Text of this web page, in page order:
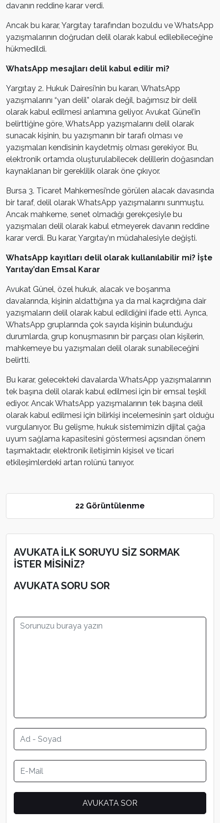
davanın reddine karar verdi.
Ancak bu karar, Yargıtay tarafından bozuldu ve WhatsApp
yazışmalarının doğrudan delil olarak kabul edilebileceğine
hükmedildi.
WhatsApp mesajları delil kabul edilir mi?
Yargıtay 2. Hukuk Dairesi’nin bu kararı, WhatsApp
yazışmalarını “yan delil” olarak değil, bağımsız bir delil
olarak kabul edilmesi anlamına geliyor. Avukat Günel’in
belirttiğine göre, WhatsApp yazışmalarını delil olarak
sunacak kişinin, bu yazışmanın bir tarafı olması ve
yazışmaları kendisinin kaydetmiş olması gerekiyor. Bu,
elektronik ortamda oluşturulabilecek delillerin doğasından
kaynaklanan bir gereklilik olarak öne çıkıyor.
Bursa 3. Ticaret Mahkemesi’nde görülen alacak davasında
bir taraf, delil olarak WhatsApp yazışmalarını sunmuştu.
Ancak mahkeme, senet olmadığı gerekçesiyle bu
yazışmaları delil olarak kabul etmeyerek davanın reddine
karar verdi. Bu karar, Yargıtay’ın müdahalesiyle değişti.
WhatsApp kayıtları delil olarak kullanılabilir mi? İşte
Yarıtay’dan Emsal Karar
Avukat Günel, özel hukuk, alacak ve boşanma
davalarında, kişinin aldattığına ya da mal kaçırdığına dair
yazışmaların delil olarak kabul edildiğini ifade etti. Ayrıca,
WhatsApp gruplarında çok sayıda kişinin bulunduğu
durumlarda, grup konuşmasının bir parçası olan kişilerin,
mahkemeye bu yazışmaları delil olarak sunabileceğini
belirtti.
Bu karar, gelecekteki davalarda WhatsApp yazışmalarının
tek başına delil olarak kabul edilmesi için bir emsal teşkil
ediyor. Ancak WhatsApp yazışmalarının tek başına delil
olarak kabul edilmesi için bilirkişi incelemesinin şart olduğu
vurgulanıyor. Bu gelişme, hukuk sistemimizin dijital çağa
uyum sağlama kapasitesini göstermesi açısından önem
taşımaktadır, elektronik iletişimin kişisel ve ticari
etkileşimlerdeki artan rolünü tanıyor.
22 Görüntülenme
AVUKATA İLK SORUYU SİZ SORMAK
İSTER MİSİNİZ?
AVUKATA SORU SOR